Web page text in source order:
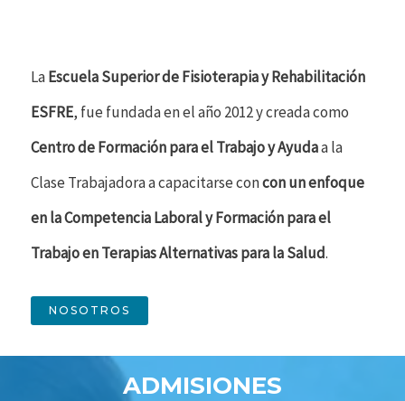
LaEscuela Superior de Fisioterapia y Rehabilitación
ESFRE, fue fundada en el año 2012 y creada como
Centro de Formación para el Trabajo y Ayudaa la
Clase Trabajadora a capacitarse concon un enfoque
en la Competencia Laboral y Formación para el
Trabajo en Terapias Alternativas para la Salud.
NOSOTROS
ADMISIONES